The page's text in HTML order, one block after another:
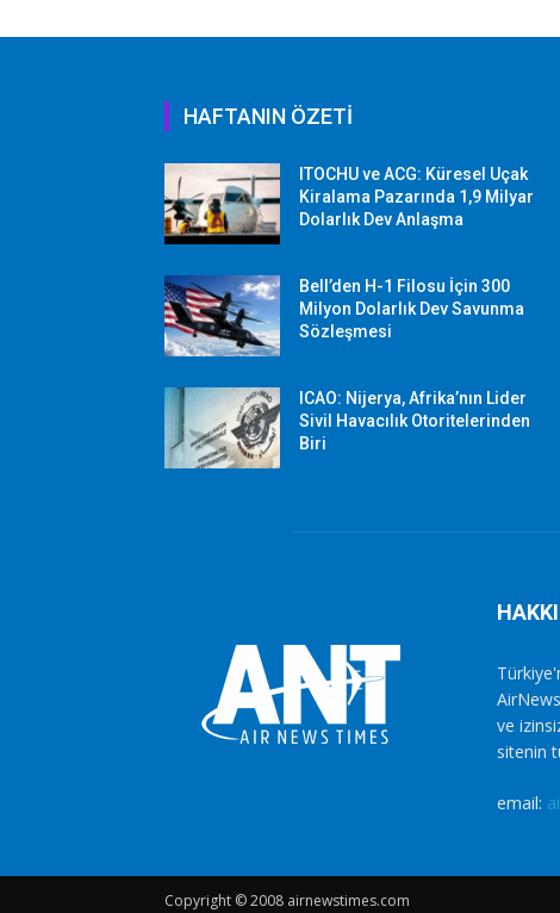
HAFTANIN ÖZETİ
ITOCHU ve ACG: Küresel Uçak
Kiralama Pazarında 1,9 Milyar
Dolarlık Dev Anlaşma
Bell’den H-1 Filosu İçin 300
Milyon Dolarlık Dev Savunma
Sözleşmesi
ICAO: Nijerya, Afrika’nın Lider
Sivil Havacılık Otoritelerinden
Biri
ve
sitenin
email:
Copyright © 2008 airnewstimes.com